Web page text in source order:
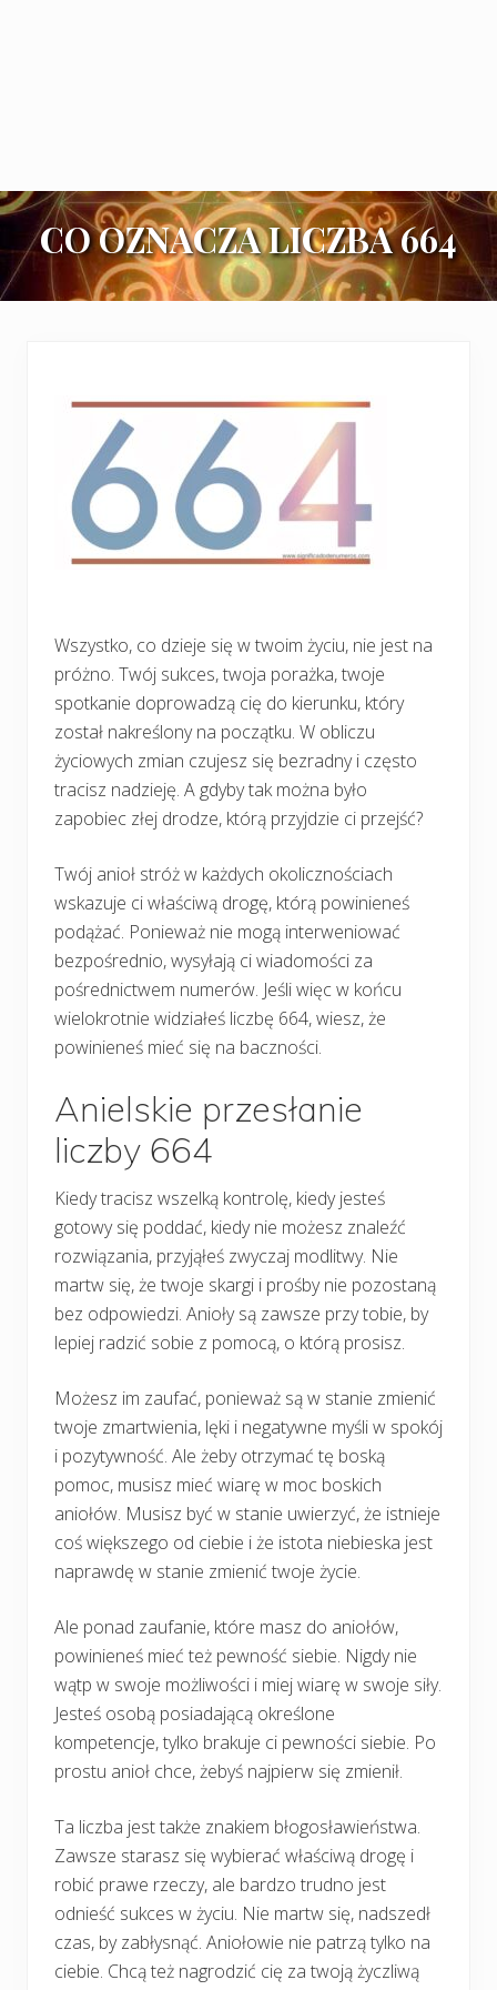
CO OZNACZA LICZBA 664
Wszystko, co dzieje się w twoim życiu, nie jest na
próżno. Twój sukces, twoja porażka, twoje
spotkanie doprowadzą cię do kierunku, który
został nakreślony na początku. W obliczu
życiowych zmian czujesz się bezradny i często
tracisz nadzieję. A gdyby tak można było
zapobiec złej drodze, którą przyjdzie ci przejść?
Twój anioł stróż w każdych okolicznościach
wskazuje ci właściwą drogę, którą powinieneś
podążać. Ponieważ nie mogą interweniować
bezpośrednio, wysyłają ci wiadomości za
pośrednictwem numerów. Jeśli więc w końcu
wielokrotnie widziałeś liczbę 664, wiesz, że
powinieneś mieć się na baczności.
Anielskie przesłanie
liczby 664
Kiedy tracisz wszelką kontrolę, kiedy jesteś
gotowy się poddać, kiedy nie możesz znaleźć
rozwiązania, przyjąłeś zwyczaj modlitwy. Nie
martw się, że twoje skargi i prośby nie pozostaną
bez odpowiedzi. Anioły są zawsze przy tobie, by
lepiej radzić sobie z pomocą, o którą prosisz.
Możesz im zaufać, ponieważ są w stanie zmienić
twoje zmartwienia, lęki i negatywne myśli w spokój
i pozytywność. Ale żeby otrzymać tę boską
pomoc, musisz mieć wiarę w moc boskich
aniołów. Musisz być w stanie uwierzyć, że istnieje
coś większego od ciebie i że istota niebieska jest
naprawdę w stanie zmienić twoje życie.
Ale ponad zaufanie, które masz do aniołów,
powinieneś mieć też pewność siebie. Nigdy nie
wątp w swoje możliwości i miej wiarę w swoje siły.
Jesteś osobą posiadającą określone
kompetencje, tylko brakuje ci pewności siebie. Po
prostu anioł chce, żebyś najpierw się zmienił.
Ta liczba jest także znakiem błogosławieństwa.
Zawsze starasz się wybierać właściwą drogę i
robić prawe rzeczy, ale bardzo trudno jest
odnieść sukces w życiu. Nie martw się, nadszedł
czas, by zabłysnąć. Aniołowie nie patrzą tylko na
ciebie. Chcą też nagrodzić cię za twoją życzliwą